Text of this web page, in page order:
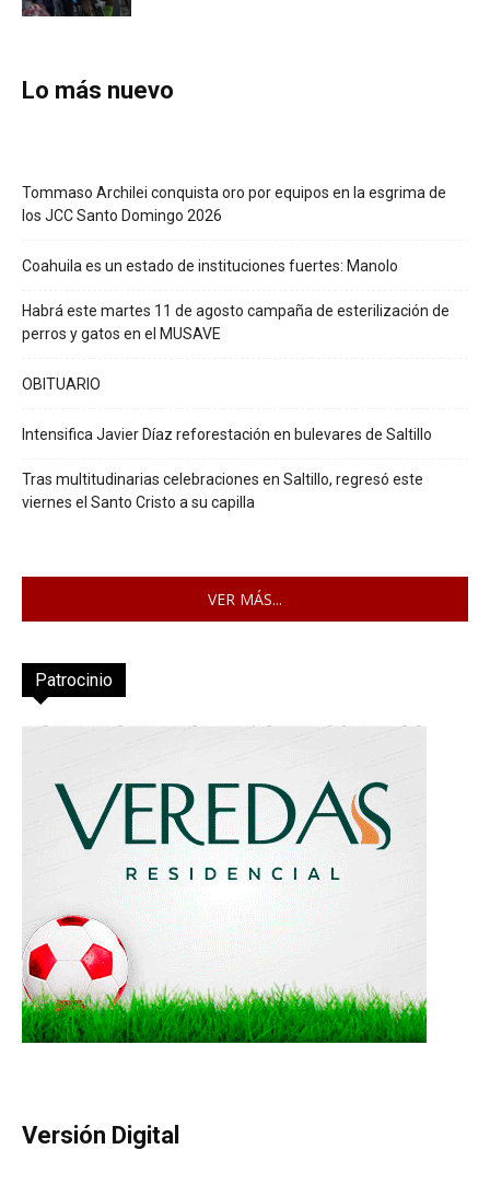
Lo más nuevo
Tommaso Archilei conquista oro por equipos en la esgrima de
los JCC Santo Domingo 2026
Coahuila es un estado de instituciones fuertes: Manolo
Habrá este martes 11 de agosto campaña de esterilización de
perros y gatos en el MUSAVE
OBITUARIO
Intensifica Javier Díaz reforestación en bulevares de Saltillo
Tras multitudinarias celebraciones en Saltillo, regresó este
viernes el Santo Cristo a su capilla
VER MÁS...
Patrocinio
Versión Digital